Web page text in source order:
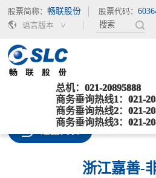
股票简称：畅联股份 股票代码：
语言版本
总机：021-20895888
商务垂询热线1：021-
商务垂询热线2：021-
商务垂询热线3：021-
当前位置：首页>服务行业>数
浙江嘉善-非保库
浙江嘉善-